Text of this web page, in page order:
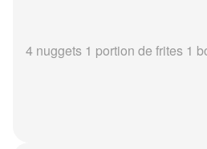
4 nuggets 1 portion de frites 1